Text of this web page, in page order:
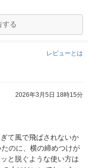
する
レビューとは
2026年3月5日 18時15分
て風で飛ばされないか
のに、横の締めつけが
と脱ぐような使い方は